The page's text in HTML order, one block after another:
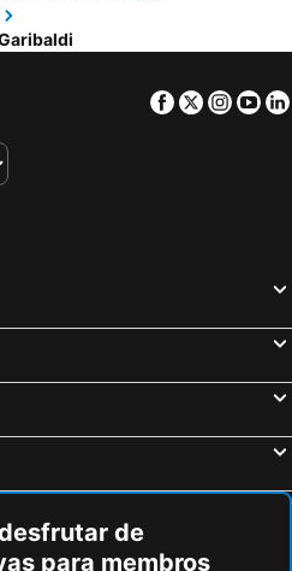
Facebook
Twitter
de
para membros